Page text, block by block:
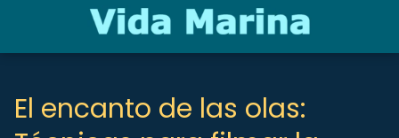
El encanto de las olas: